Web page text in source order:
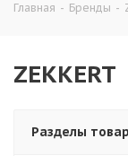
Главная - Бренды -
ZEKKERT
Разделы